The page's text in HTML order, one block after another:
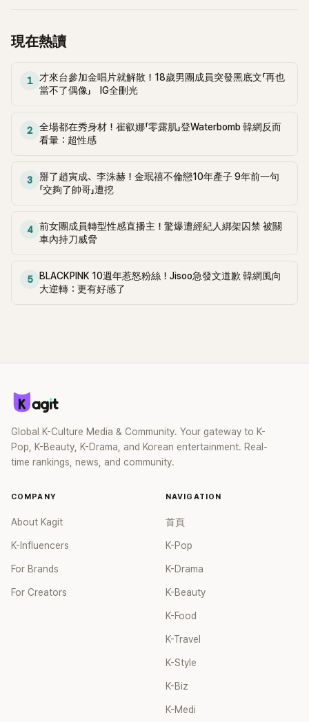
現在熱讀
1
才來台參加金唱片就解散！18歲男團成員突發黑底文「再也
當不了偶像」 IG全刪光
2
全場都在秀身材！崔叡娜「零露肌」登Waterbomb 韓網反而
看暈：超性感
3
掰了趙寅成、李洙赫！金珉禧不倫戀10年產子 9年前一句
「交夠了帥哥」遭挖
4
前女團成員轉型性感直播主！驚爆遭經紀人綁架囚禁 被關
車內持刀威脅
5
BLACKPINK 10週年惹怒粉絲！Jisoo急發文道歉 韓網風向
大逆轉：更有好感了
Global K-Culture Media & Community. Your gateway to K-
Pop, K-Beauty, K-Drama, and Korean entertainment. Real-
time rankings, news, and community.
COMPANY
About Kagit
K-Influencers
For Brands
For Creators
NAVIGATION
首頁
K-Pop
K-Drama
K-Beauty
K-Food
K-Travel
K-Style
K-Biz
K-Medi